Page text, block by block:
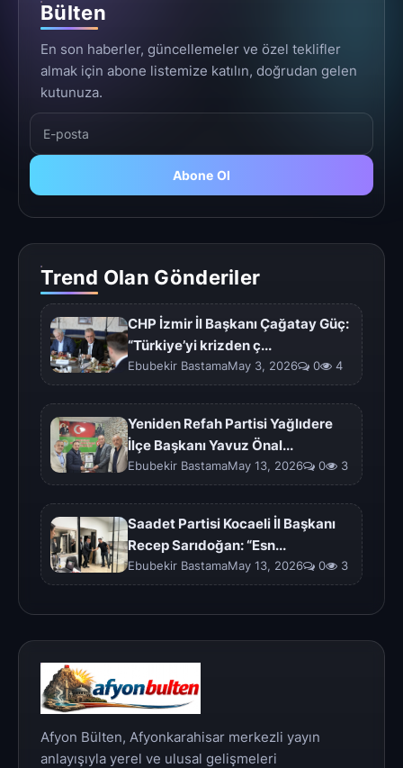
Bülten
En son haberler, güncellemeler ve özel teklifler
almak için abone listemize katılın, doğrudan gelen
kutunuza.
Abone Ol
Trend Olan Gönderiler
CHP İzmir İl Başkanı Çağatay Güç:
“Türkiye’yi krizden ç...
Ebubekir BastamaMay 3, 2026 0 4
Yeniden Refah Partisi Yağlıdere
İlçe Başkanı Yavuz Önal...
Ebubekir BastamaMay 13, 2026 0 3
Saadet Partisi Kocaeli İl Başkanı
Recep Sarıdoğan: “Esn...
Ebubekir BastamaMay 13, 2026 0 3
Afyon Bülten, Afyonkarahisar merkezli yayın
anlayışıyla yerel ve ulusal gelişmeleri